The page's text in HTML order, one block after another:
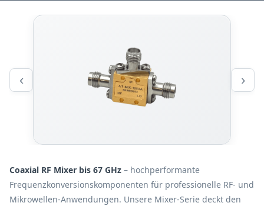
Coaxial RF Mixer bis 67 GHz – hochperformante
Frequenzkonversionskomponenten für professionelle RF- und
Mikrowellen-Anwendungen. Unsere Mixer-Serie deckt den
‹ ›